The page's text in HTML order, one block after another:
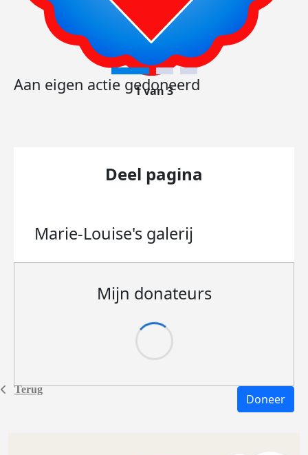
Terug
Aan eigen actie gedoneerd
1 van 3
Deel pagina
Marie-Louise's galerij
Mijn donateurs
Doneer